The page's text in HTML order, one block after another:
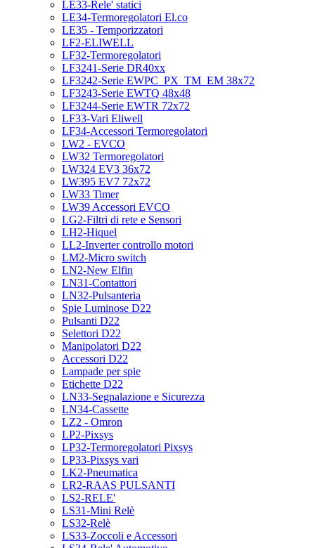
LE33-Rele' statici
LE34-Termoregolatori El.co
LE35 - Temporizzatori
LF2-ELIWELL
LF32-Termoregolatori
LF3241-Serie DR40xx
LF3242-Serie EWPC_PX_TM_EM 38x72
LF3243-Serie EWTQ 48x48
LF3244-Serie EWTR 72x72
LF33-Vari Eliwell
LF34-Accessori Termoregolatori
LW2 - EVCO
LW32 Termoregolatori
LW324 EV3 36x72
LW395 EV7 72x72
LW33 Timer
LW39 Accessori EVCO
LG2-Filtri di rete e Sensori
LH2-Hiquel
LL2-Inverter controllo motori
LM2-Micro switch
LN2-New Elfin
LN31-Contattori
LN32-Pulsanteria
Spie Luminose D22
Pulsanti D22
Selettori D22
Manipolatori D22
Accessori D22
Lampade per spie
Etichette D22
LN33-Segnalazione e Sicurezza
LN34-Cassette
LZ2 - Omron
LP2-Pixsys
LP32-Termoregolatori Pixsys
LP33-Pixsys vari
LK2-Pneumatica
LR2-RAAS PULSANTI
LS2-RELE'
LS31-Mini Relè
LS32-Relè
LS33-Zoccoli e Accessori